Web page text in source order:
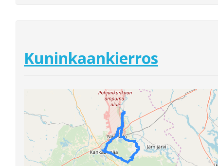
Kuninkaankierros